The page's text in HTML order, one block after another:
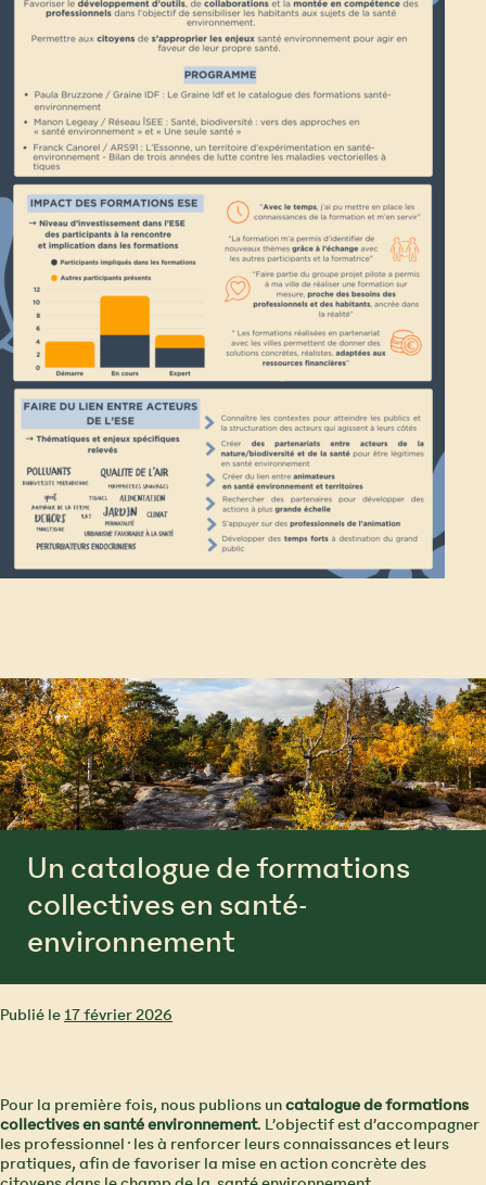
Un catalogue de formations
collectives en santé-
environnement
Publié le17 février 2026
Pour la première fois, nous publions uncatalogue de formations
collectives en santé environnement. L’objectif est d’accompagner
les professionnel·les à renforcer leurs connaissances et leurs
pratiques, afin de favoriser la mise en action concrète des